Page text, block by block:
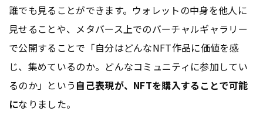
誰でも見ることができます。ウォレットの中身を他人に
見せることや、メタバース上でのバーチャルギャラリー
で公開することで「自分はどんなNFT作品に価値を感
じ、集めているのか。どんなコミュニティに参加してい
るのか」という 自己表現が、NFTを購入することで可能
になりました。